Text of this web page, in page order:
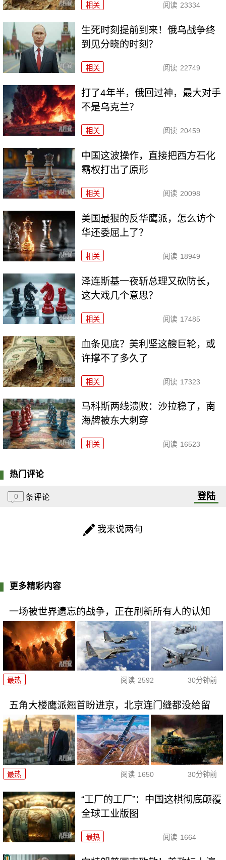
相关 阅读 23334
生死时刻提前到来！俄乌战争终
到见分晓的时刻？
相关 阅读 22749
打了4年半，俄回过神，最大对手
不是乌克兰？
相关 阅读 20459
中国这波操作，直接把西方石化
霸权打出了原形
相关 阅读 20098
美国最狠的反华鹰派，怎么访个
华还委屈上了？
相关 阅读 18949
泽连斯基一夜斩总理又砍防长，
这大戏几个意思？
相关 阅读 17485
血条见底？美利坚这艘巨轮，或
许撑不了多久了
相关 阅读 17323
马科斯两线溃败：沙拉稳了，南
海牌被东大刺穿
相关 阅读 16523
热门评论
0 条评论 登陆
我来说两句
更多精彩内容
一场被世界遗忘的战争，正在刷新所有人的认知
最热 阅读 2592 30分钟前
五角大楼鹰派翘首盼进京，北京连门缝都没给留
最热 阅读 1650 30分钟前
“工厂的工厂”：中国这棋彻底颠覆
全球工业版图
最热 阅读 1664